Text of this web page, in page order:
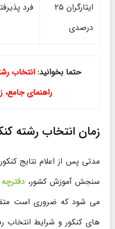
ایثارگران ۲۵
درصدی
فرد
حتما بخوانید:
راهنمای جامع،
زمان انتخاب رشته
سنجش آموزش کشور،
می شود که ضروری است
های کنکور و شرایط انتخاب